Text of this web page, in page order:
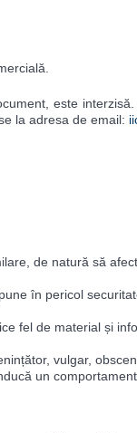
este
la adresa de email:
de natură să
în pericol
fel de material și
vulgar,
un